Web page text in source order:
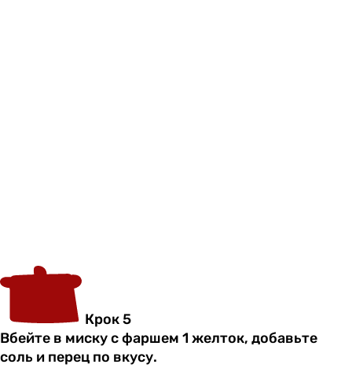
Крок 5
Вбейте в миску с фаршем 1 желток, добавьте
соль и перец по вкусу.